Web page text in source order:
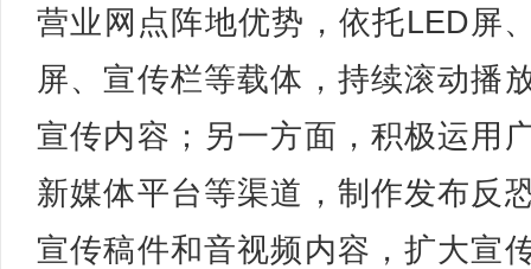
营业网点阵地优势，依托LED屏
屏、宣传栏等载体，持续滚动播
宣传内容；另一方面，积极运用
新媒体平台等渠道，制作发布反
宣传稿件和音视频内容，扩大宣